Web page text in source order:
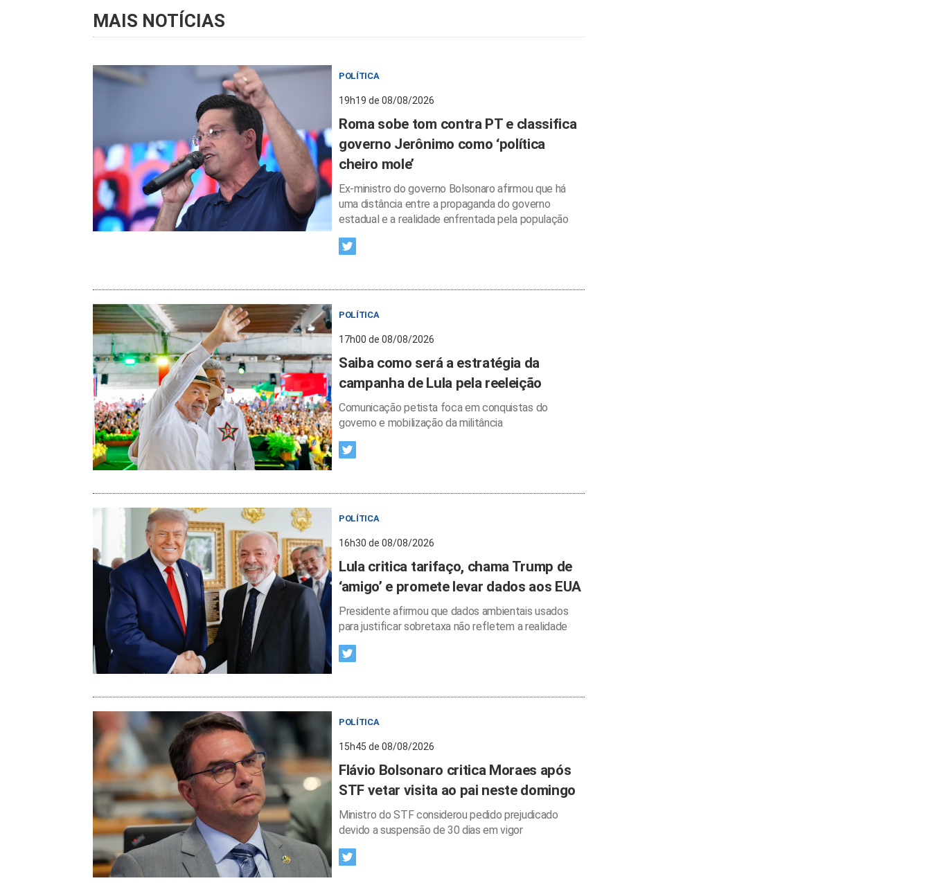
MAIS NOTÍCIAS
POLÍTICA
19h19 de 08/08/2026
Roma sobe tom contra PT e classifica
governo Jerônimo como ‘política
cheiro mole’
Ex-ministro do governo Bolsonaro afirmou que há
uma distância entre a propaganda do governo
estadual e a realidade enfrentada pela população
POLÍTICA
17h00 de 08/08/2026
Saiba como será a estratégia da
campanha de Lula pela reeleição
Comunicação petista foca em conquistas do
governo e mobilização da militância
POLÍTICA
16h30 de 08/08/2026
Lula critica tarifaço, chama Trump de
‘amigo’ e promete levar dados aos EUA
Presidente afirmou que dados ambientais usados
para justificar sobretaxa não refletem a realidade
POLÍTICA
15h45 de 08/08/2026
Flávio Bolsonaro critica Moraes após
STF vetar visita ao pai neste domingo
Ministro do STF considerou pedido prejudicado
devido a suspensão de 30 dias em vigor